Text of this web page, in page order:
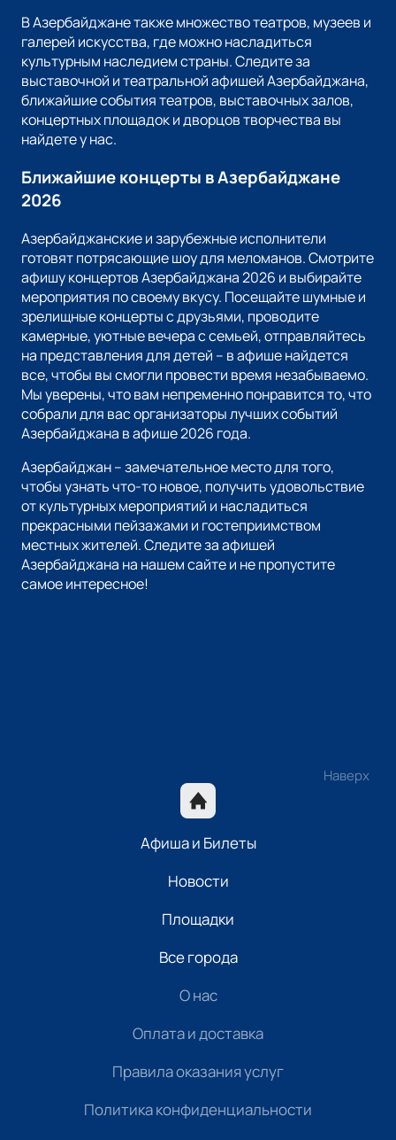
В Азербайджане также множество театров, музеев и
галерей искусства, где можно насладиться
культурным наследием страны. Следите за
выставочной и театральной афишей Азербайджана,
ближайшие события театров, выставочных залов,
концертных площадок и дворцов творчества вы
найдете у нас.
Ближайшие концерты в Азербайджане
2026
Азербайджанские и зарубежные исполнители
готовят потрясающие шоу для меломанов. Смотрите
афишу концертов Азербайджана 2026 и выбирайте
мероприятия по своему вкусу. Посещайте шумные и
зрелищные концерты с друзьями, проводите
камерные, уютные вечера с семьей, отправляйтесь
на представления для детей – в афише найдется
все, чтобы вы смогли провести время незабываемо.
Мы уверены, что вам непременно понравится то, что
собрали для вас организаторы лучших событий
Азербайджана в афише 2026 года.
Азербайджан – замечательное место для того,
чтобы узнать что-то новое, получить удовольствие
от культурных мероприятий и насладиться
прекрасными пейзажами и гостеприимством
местных жителей. Следите за афишей
Азербайджана на нашем сайте и не пропустите
самое интересное!
Наверх
Афиша и Билеты
Новости
Площадки
Все города
О нас
Оплата и доставка
Правила оказания услуг
Политика конфиденциальности